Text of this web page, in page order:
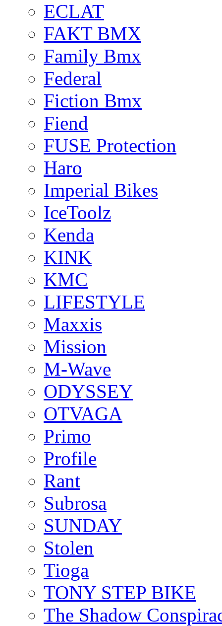
ECLAT
FAKT BMX
Family Bmx
Federal
Fiction Bmx
Fiend
FUSE Protection
Haro
Imperial Bikes
IceToolz
Kenda
KINK
KMC
LIFESTYLE
Maxxis
Mission
M-Wave
ODYSSEY
OTVAGA
Primo
Profile
Rant
Subrosa
SUNDAY
Stolen
Tioga
TONY STEP BIKE
The Shadow